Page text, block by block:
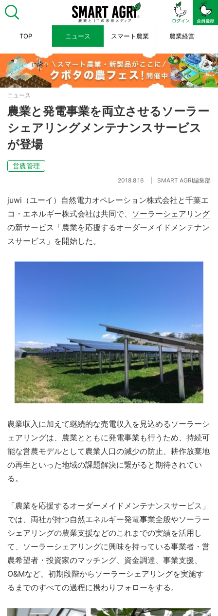
TOP ニュース スマート農業 農業経営
ニュース
農業と発電事業を両立させるソーラー
シェアリングメンテナンスサービス
が登場
営農管理
2018.8.16 SMART AGRI編集部
juwi（ユーイ）自然電力オペレーション株式会社と千葉エ
コ・エネルギー株式会社は共同で、 ソーラーシェアリング
の新サービス「農業を応援するオーダーメイドメンテナン
スサービス」を開始した。
農業収入に加えて継続的な売電収入を見込めるソーラーシ
ェアリングは、農業とともに発電事業も行うため、持続可
能な営農モデルとして農業人口の減少の防止、耕作放棄地
の再生といった地域の課題解決に繋がると期待されてい
る。
「農業を応援するオーダーメイドメンテナンスサービス」
では、両社が持つ自然エネルギー発電事業全般やソーラー
シェアリングの農業支援などのこれまでの実績を活用し
て、ソーラーシェアリングに興味を持っている事業者・営
農希望者・投資家のマッチング、資金調達、事業支援、
O&Mなど、初期段階からソーラーシェアリングを実施す
るまでのすべての過程に携わりフォローをする。